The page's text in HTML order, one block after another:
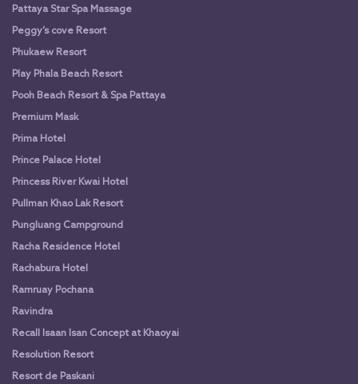
Pattaya Star Spa Massage
Peggy’s cove Resort
Phukaew Resort
Play Phala Beach Resort
Pooh Beach Resort & Spa Pattaya
Premium Mask
Prima Hotel
Prince Palace Hotel
Princess River Kwai Hotel
Pullman Khao Lak Resort
Pungluang Campground
Racha Residence Hotel
Rachabura Hotel
Ramruay Pochana
Ravindra
Recall Isaan Isan Concept at Khaoyai
Resolution Resort
Resort de Paskani